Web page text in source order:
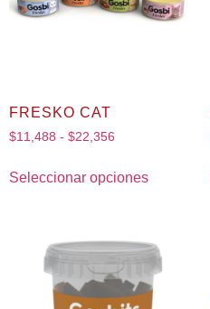
FRESKO CAT
$11,488 - $22,356
Seleccionar opciones